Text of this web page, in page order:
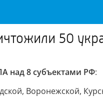
50
над 8 субъектами РФ:
Воронежской,